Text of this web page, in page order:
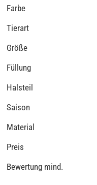
Farbe
Tierart
Größe
Füllung
Halsteil
Saison
Material
Preis
Bewertung mind.